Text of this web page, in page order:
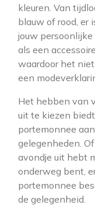
kleuren. Van
blauw of rood, er
jouw
als een
waardoor het
een
Het hebben van
uit te kiezen
portemonnee
gelegenheden.
avondje uit hebt
onderweg bent,
portemonnee
de gelegenheid.